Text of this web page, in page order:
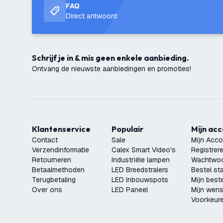
FAQ
Direct antwoord
Schrijf je in & mis geen enkele aanbieding.
Ontvang de nieuwste aanbiedingen en promoties!
Klantenservice
Contact
Verzendinformatie
Retourneren
Betaalmethoden
Terugbetaling
Over ons
Populair
Sale
Calex Smart Video's
Industriële lampen
LED Breedstralers
LED Inbouwspots
LED Paneel
Mijn
Mijn
Bestel
Mijn
Mijn